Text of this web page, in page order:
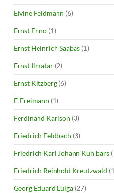
Elvine Feldmann (6)
Ernst Enno (1)
Ernst Heinrich Saabas (1)
Ernst Ilmatar (2)
Ernst Kitzberg (6)
F. Freimann (1)
Ferdinand Karlson (3)
Friedrich Feldbach (3)
Friedrich Karl Johann Kuhlbars
Friedrich Reinhold Kreutzwald
Georg Eduard Luiga (27)